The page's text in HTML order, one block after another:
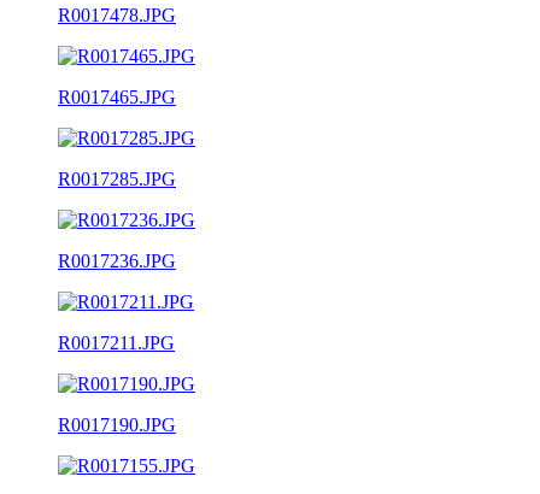
R0017478.JPG
R0017465.JPG
R0017285.JPG
R0017236.JPG
R0017211.JPG
R0017190.JPG